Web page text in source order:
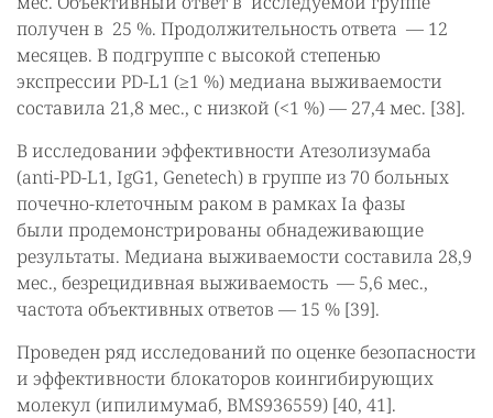
получен в 25 %. Продолжительность ответа — 12
месяцев. В подгруппе с высокой степенью
экспрессии PD-L1 (≥1 %) медиана выживаемости
составила 21,8 мес., с низкой (<1 %) — 27,4 мес. [38].
В исследовании эффективности Атезолизумаба
(anti-PD-L1, IgG1, Genetech) в группе из 70 больных
почечно-клеточным раком в рамках Ia фазы
были продемонстрированы обнадеживающие
результаты. Медиана выживаемости составила 28,9
мес., безрецидивная выживаемость — 5,6 мес.,
частота объективных ответов — 15 % [39].
Проведен ряд исследований по оценке безопасности
и эффективности блокаторов коингибирующих
молекул (ипилимумаб, BMS936559) [40, 41].